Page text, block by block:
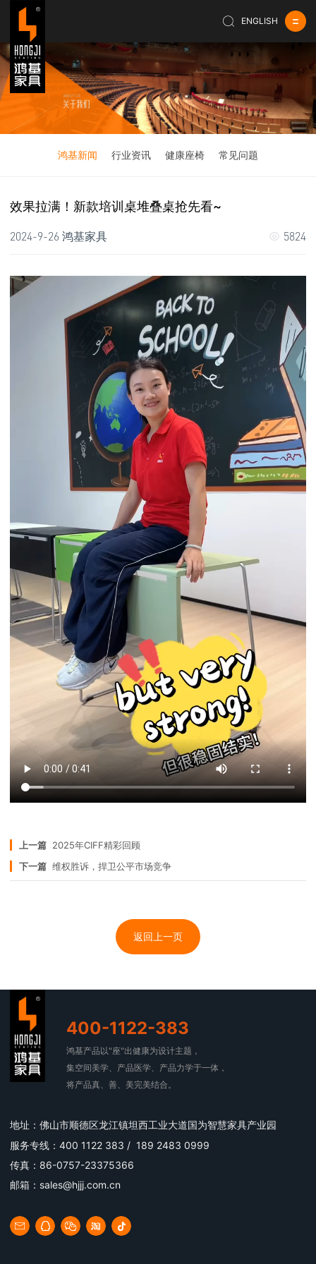
ENGLISH
鸿基新闻 行业资讯 健康座椅 常见问题
效果拉满！新款培训桌堆叠桌抢先看~
2024-9-26 鸿基家具 5824
上一篇 2025年CIFF精彩回顾
下一篇 维权胜诉，捍卫公平市场竞争
返回上一页
400-1122-383
鸿基产品以"座"出健康为设计主题，
集空间美学、产品医学、产品力学于一体，
将产品真、善、美完美结合。
地址：佛山市顺德区龙江镇坦西工业大道国为智慧家具产业园
服务专线：400 1122 383 / 189 2483 0999
传真：86-0757-23375366
邮箱：sales@hjjj.com.cn